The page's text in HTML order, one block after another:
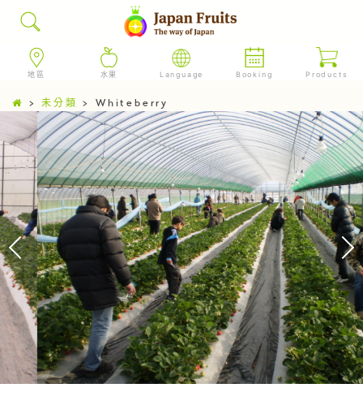
地區 水果 Language Booking Products
>未分類 >Whiteberry